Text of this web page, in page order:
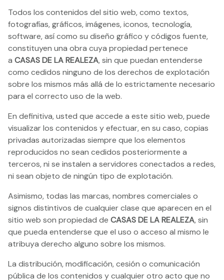
Todos los contenidos del sitio web, como textos,
fotografías, gráficos, imágenes, iconos, tecnología,
software, así como su diseño gráfico y códigos fuente,
constituyen una obra cuya propiedad pertenece
a CASAS DE LA REALEZA, sin que puedan entenderse
como cedidos ninguno de los derechos de explotación
sobre los mismos más allá de lo estrictamente necesario
para el correcto uso de la web.
En definitiva, usted que accede a este sitio web, puede
visualizar los contenidos y efectuar, en su caso, copias
privadas autorizadas siempre que los elementos
reproducidos no sean cedidos posteriormente a
terceros, ni se instalen a servidores conectados a redes,
ni sean objeto de ningún tipo de explotación.
Asimismo, todas las marcas, nombres comerciales o
signos distintivos de cualquier clase que aparecen en el
sitio web son propiedad de CASAS DE LA REALEZA, sin
que pueda entenderse que el uso o acceso al mismo le
atribuya derecho alguno sobre los mismos.
La distribución, modificación, cesión o comunicación
pública de los contenidos y cualquier otro acto que no